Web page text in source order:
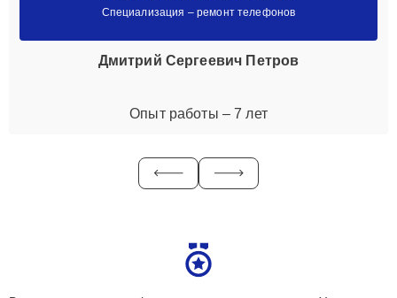
Специализация – ремонт телефонов
Дмитрий Сергеевич Петров
Опыт работы – 7 лет